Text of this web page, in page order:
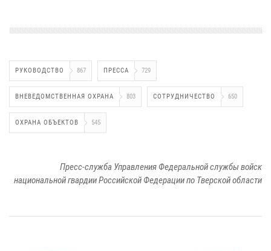
РУКОВОДСТВО 867 ПРЕССА 729
ВНЕВЕДОМСТВЕННАЯ ОХРАНА 803 СОТРУДНИЧЕСТВО 650
ОХРАНА ОБЪЕКТОВ 545
Пресс-служба Управления Федеральной службы войск
национальной гвардии Российской Федерации по Тверской области